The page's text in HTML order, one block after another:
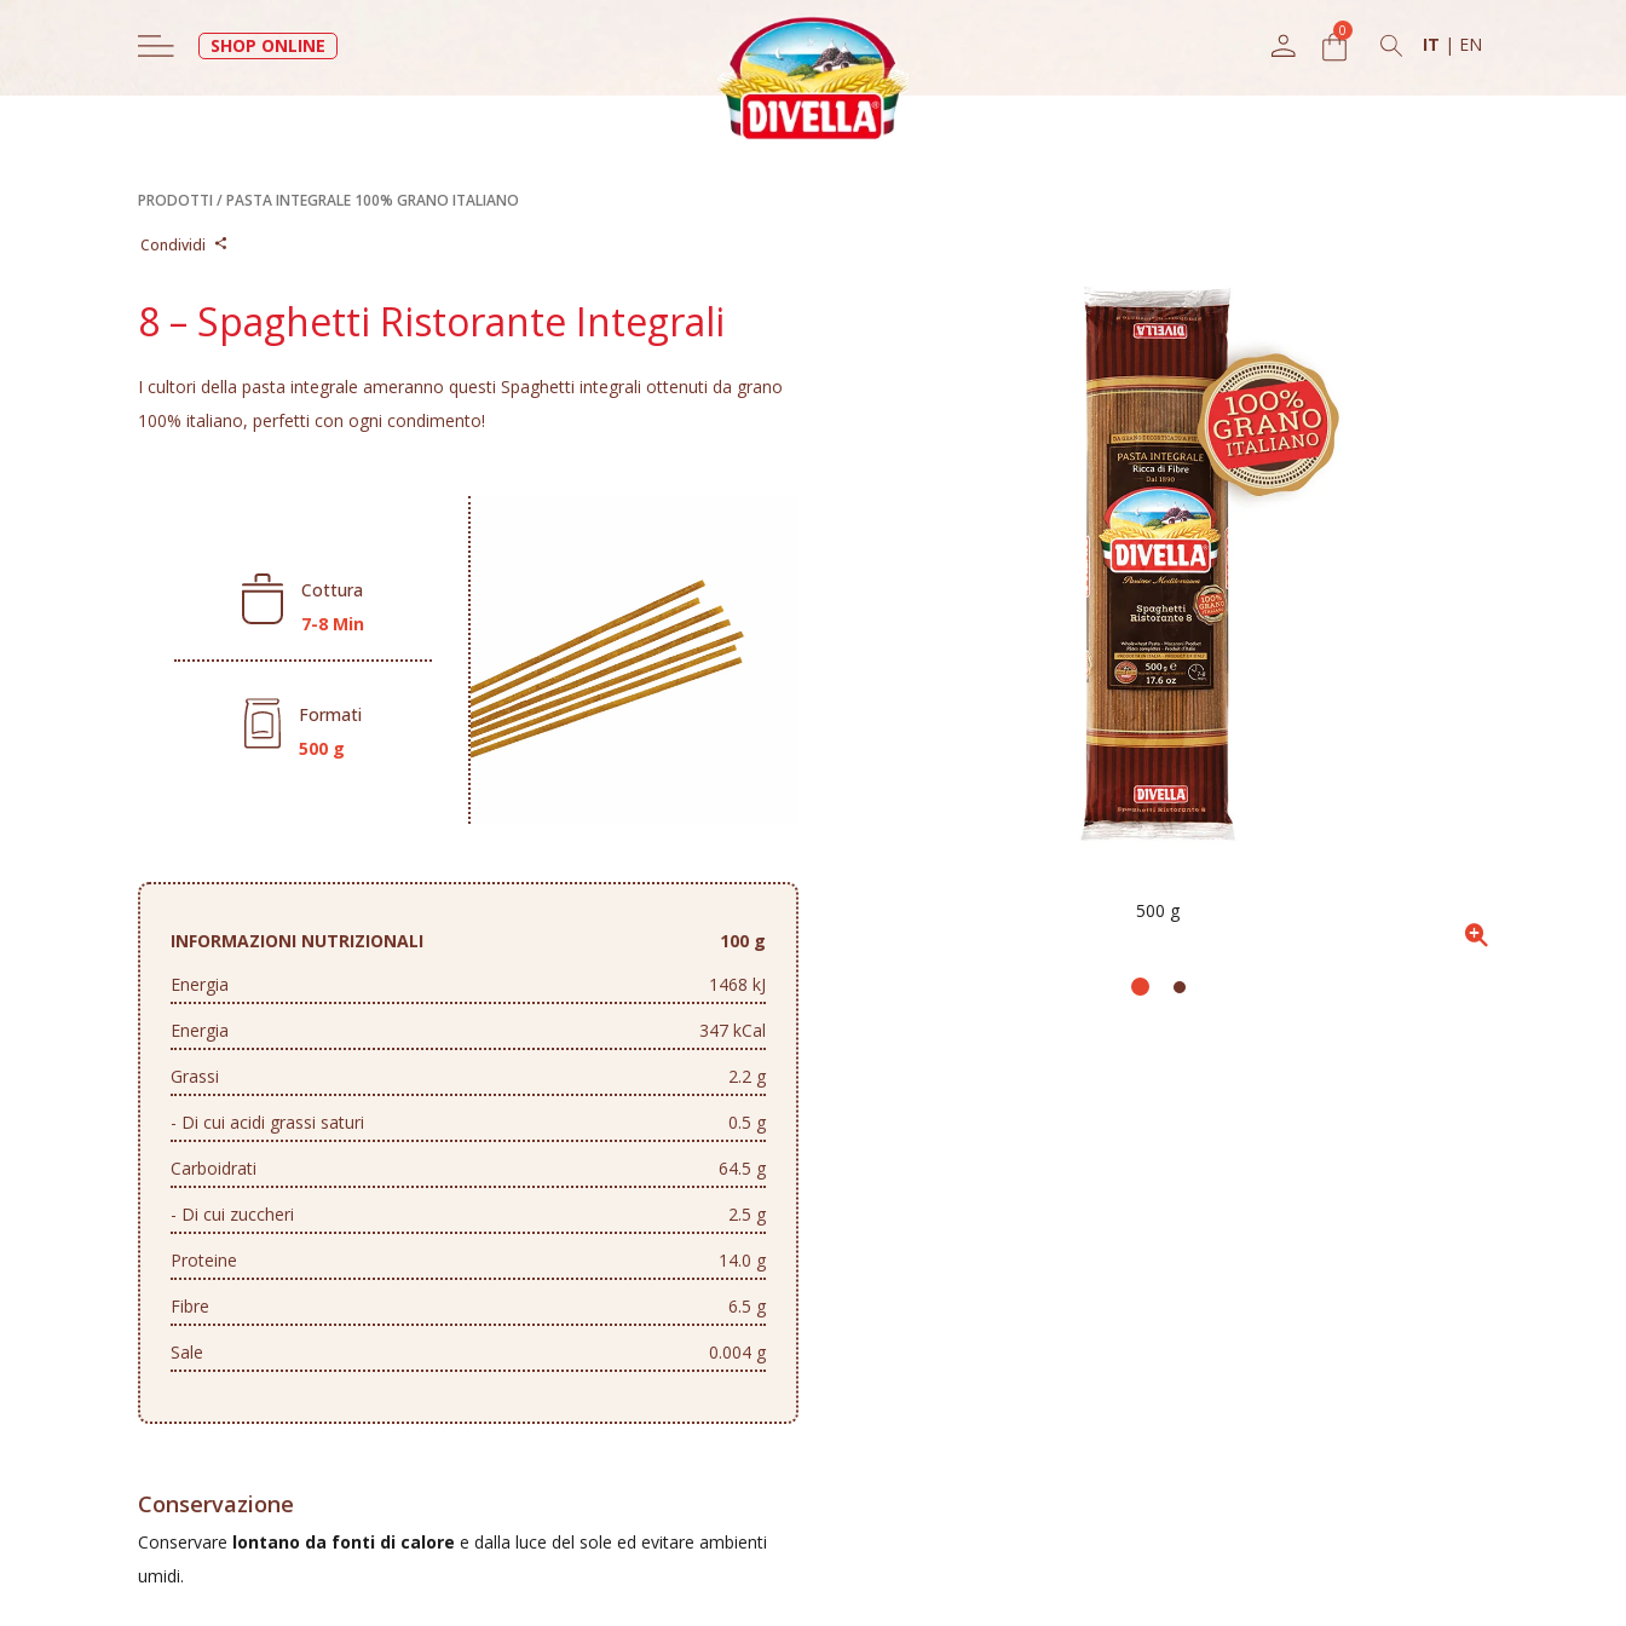
SHOP ONLINE IT | EN
PRODOTTI /PASTA INTEGRALE 100% GRANO ITALIANO
Condividi
8 – Spaghetti Ristorante Integrali
I cultori della pasta integrale ameranno questi Spaghetti integrali ottenuti da grano
100% italiano, perfetti con ogni condimento!
Cottura
7-8 Min
Formati
500 g
INFORMAZIONI NUTRIZIONALI
100 g
Energia
1468 kJ
Energia
347 kCal
Grassi
2.2 g
- Di cui acidi grassi saturi
0.5 g
Carboidrati
64.5 g
- Di cui zuccheri
2.5 g
Proteine
14.0 g
Fibre
6.5 g
Sale
0.004 g
Conservazione
Conservare lontano da fonti di calore e dalla luce del sole ed evitare ambienti
umidi.
500 g